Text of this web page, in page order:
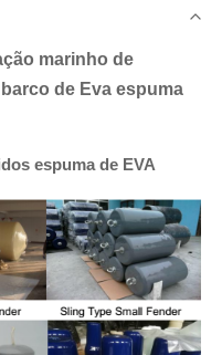
marinho de
de Eva espuma
espuma de EVA